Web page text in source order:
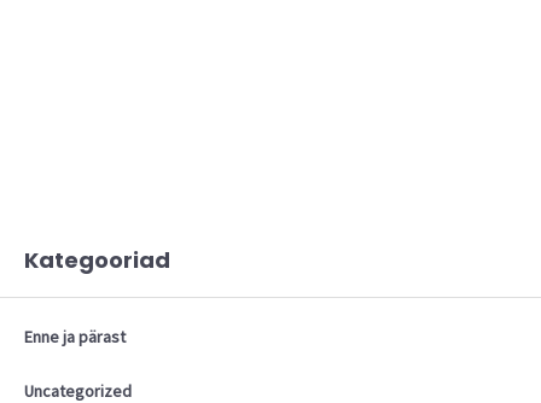
Kategooriad
Enne ja pärast
Uncategorized